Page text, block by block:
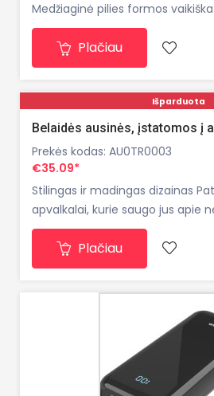
Medžiaginė pilies formos
kiekvieno vaiko svajonių dovana.
įėjimus ir tinklinius užuolaidų
pasislėpti jame su savo
Plačiau
Išparduota
Belaidės ausinės, įstatomos į
Prekės kodas: AU0TR0003
€35.09*
Stilingas ir madingas dizainas
apvalkalai, kurie saugo jus apie
garsus
Plačiau